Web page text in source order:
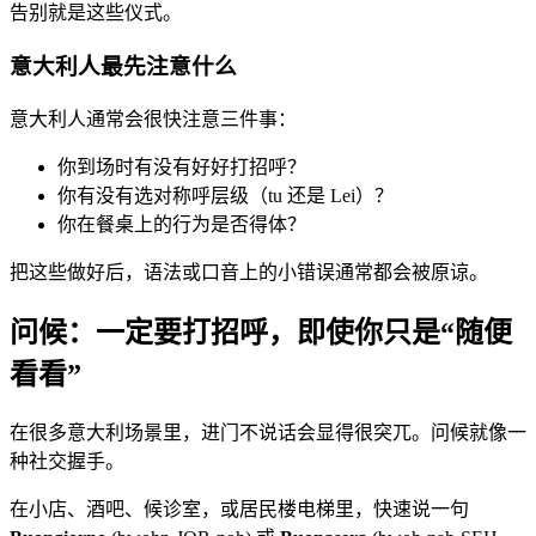
告别就是这些仪式。
意大利人最先注意什么
意大利人通常会很快注意三件事：
你到场时有没有好好打招呼？
你有没有选对称呼层级（tu 还是 Lei）？
你在餐桌上的行为是否得体？
把这些做好后，语法或口音上的小错误通常都会被原谅。
问候：一定要打招呼，即使你只是“随便
看看”
在很多意大利场景里，进门不说话会显得很突兀。问候就像一
种社交握手。
在小店、酒吧、候诊室，或居民楼电梯里，快速说一句